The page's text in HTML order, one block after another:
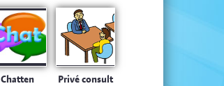
Chatten Privé consult